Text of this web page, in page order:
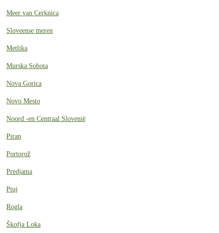
Meer van Cerknica
Sloveense meren
Metlika
Murska Sobota
Nova Gorica
Novo Mesto
Noord -en Centraal Slovenië
Piran
Portorož
Predjama
Ptuj
Rogla
Škofja Loka